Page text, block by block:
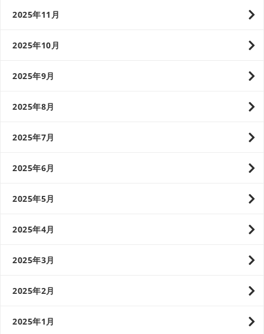
2025年11月
2025年10月
2025年9月
2025年8月
2025年7月
2025年6月
2025年5月
2025年4月
2025年3月
2025年2月
2025年1月